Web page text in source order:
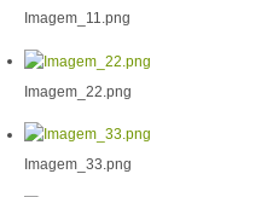
Imagem_11.png
Imagem_22.png
Imagem_33.png